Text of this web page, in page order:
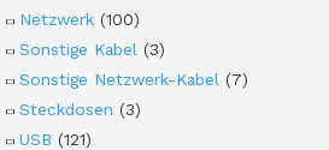
Netzwerk (100)
Sonstige Kabel (3)
Sonstige Netzwerk-Kabel (7)
Steckdosen (3)
USB (121)